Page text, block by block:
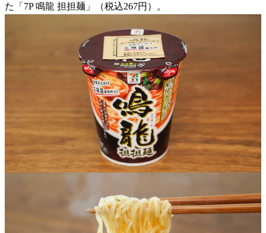
た「7P 鳴龍 担担麺」（税込267円）。